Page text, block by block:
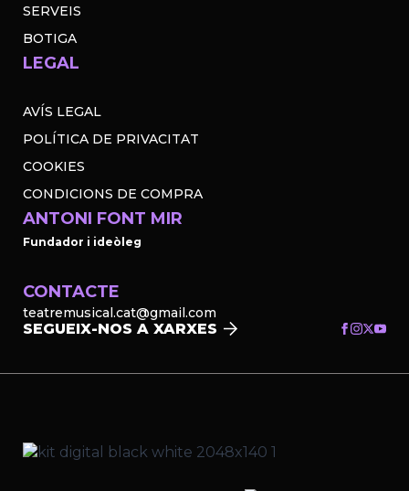
SERVEIS
BOTIGA
LEGAL
AVÍS LEGAL
POLÍTICA DE PRIVACITAT
COOKIES
CONDICIONS DE COMPRA
ANTONI FONT MIR
Fundador i ideòleg
CONTACTE
teatremusical.cat@gmail.com
SEGUEIX-NOS A XARXES